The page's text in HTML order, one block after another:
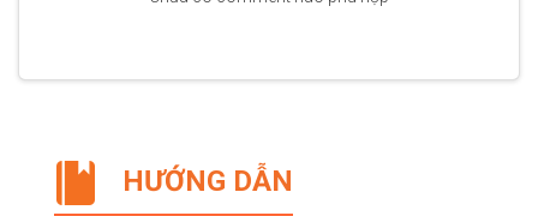
HƯỚNG DẪN